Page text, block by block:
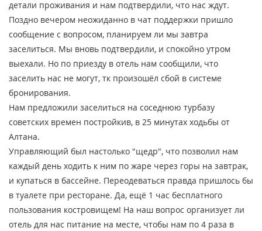
детали проживания и нам подтвердили, что нас ждут.
Поздно вечером неожиданно в чат поддержки пришло
сообщение с вопросом, планируем ли мы завтра
заселиться. Мы вновь подтвердили, и спокойно утром
выехали. Но по приезду в отель нам сообщили, что
заселить нас не могут, тк произошёл сбой в системе
бронирования.
Нам предложили заселиться на соседнюю турбазу
советских времен постройкив, в 25 минутах ходьбы от
Алтана.
Управляющий был настолько "щедр", что позволил нам
каждый день ходить к ним по жаре через горы на завтрак,
и купаться в бассейне. Переодеваться правда пришлось бы
в туалете при ресторане. Да, ещё 1 час бесплатного
пользования костровищем! На наш вопрос организует ли
отель для нас питание на месте, чтобы нам по 4 раза в